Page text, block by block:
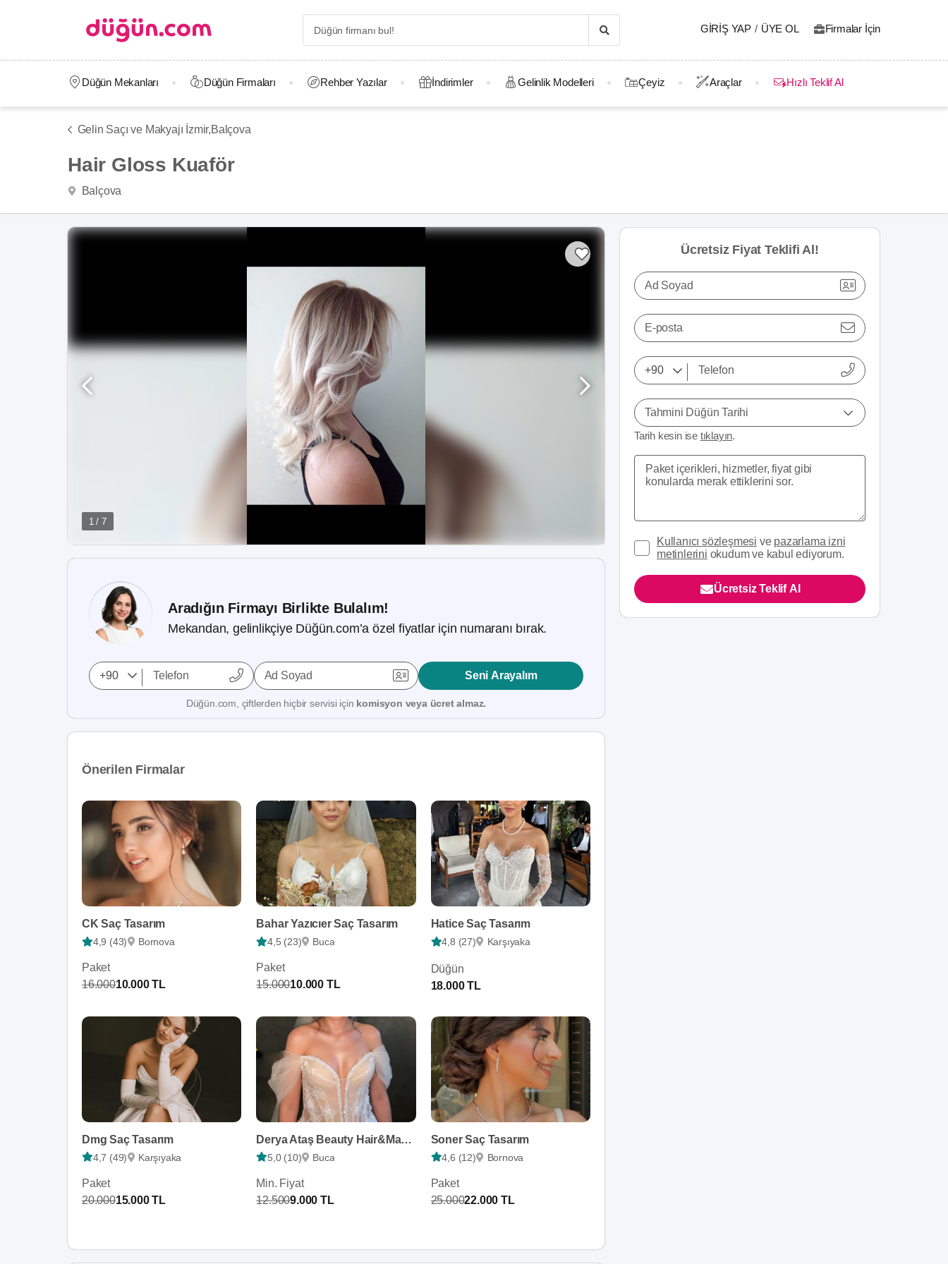
GIRIŞ YAP / ÜYE OL Firmalar İçin
Düğün Mekanları Düğün Firmaları Rehber Yazılar İndirimler Gelinlik Modelleri Çeyiz Araçlar Hızlı Teklif Al
Gelin Saçı ve Makyajı İzmir,Balçova
Hair Gloss Kuaför
Balçova
1 / 7
Aradığın Firmayı Birlikte Bulalım!
Mekandan, gelinlikçiye Düğün.com’a özel fiyatlar için numaranı bırak.
Ad Soyad Seni Arayalım
Düğün.com, çiftlerden hiçbir servisi için komisyon veya ücret almaz.
Önerilen Firmalar
CK Saç Tasarım
4,9 (43) Bornova
Paket
16.00010.000 TL
Bahar Yazıcıer Saç Tasarım
4,5 (23) Buca
Paket
15.00010.000 TL
Hatice Saç Tasarım
4,8 (27) Karşıyaka
Düğün
18.000 TL
Dmg Saç Tasarım
4,7 (49) Karşıyaka
Paket
20.00015.000 TL
Derya Ataş Beauty Hair&Make Up
5,0 (10) Buca
Min. Fiyat
12.5009.000 TL
Soner Saç Tasarım
4,6 (12) Bornova
Paket
25.00022.000 TL
Ücretsiz Fiyat Teklifi Al!
Ad Soyad
E-posta
Tahmini Düğün Tarihi
Tarih kesin ise tıklayın.
Kullanıcı sözleşmesi ve pazarlama izni
metinlerini okudum ve kabul ediyorum.
Ücretsiz Teklif Al